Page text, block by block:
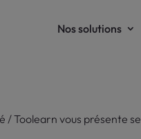
Nos solutions
/Toolearn vous présente